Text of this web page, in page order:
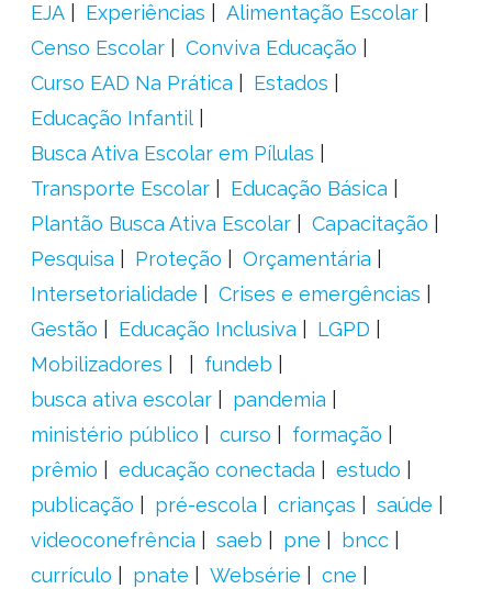
EJA
Experiências
Alimentação Escolar
Censo Escolar
Conviva Educação
Curso EAD Na Prática
Estados
Educação Infantil
Busca Ativa Escolar em Pílulas
Transporte Escolar
Educação Básica
Plantão Busca Ativa Escolar
Capacitação
Pesquisa
Proteção
Orçamentária
Intersetorialidade
Crises e emergências
Gestão
Educação Inclusiva
LGPD
Mobilizadores
fundeb
busca ativa escolar
pandemia
ministério público
curso
formação
prêmio
educação conectada
estudo
publicação
pré-escola crianças
saúde
videoconefrência
saeb pne
bncc
currículo
pnate Websérie cne